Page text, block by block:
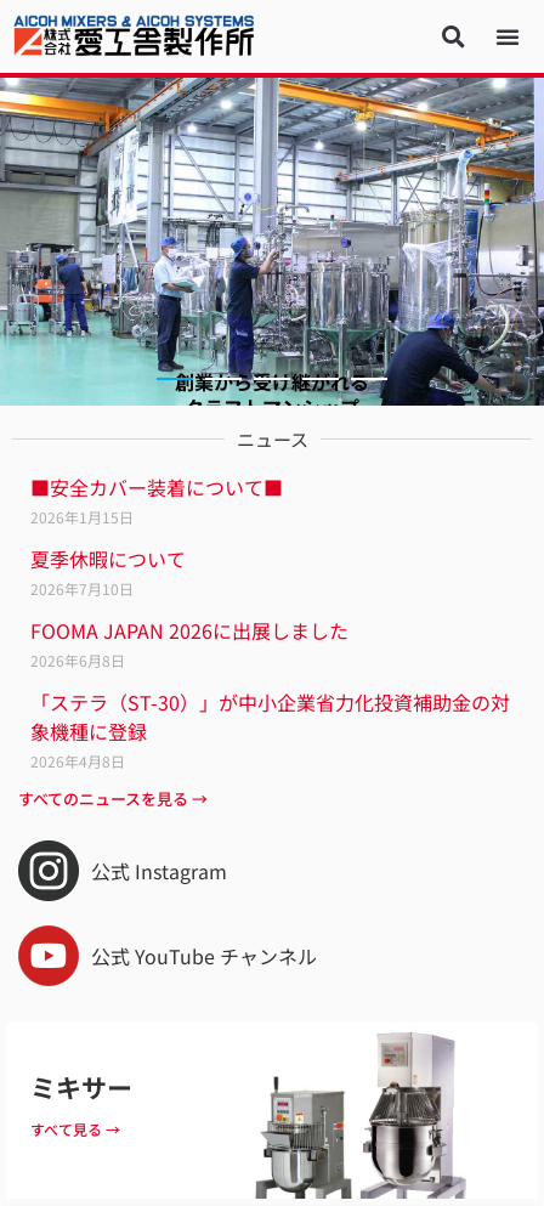
創業から受け継がれる
クラフトマンシップ
ニュース
■安全カバー装着について■
2026年1月15日
夏季休暇について
2026年7月10日
FOOMA JAPAN 2026に出展しました
2026年6月8日
「ステラ（ST-30）」が中小企業省力化投資補助金の対
象機種に登録
2026年4月8日
すべてのニュースを見る →
公式 Instagram
公式 YouTube チャンネル
ミキサー
すべて見る →